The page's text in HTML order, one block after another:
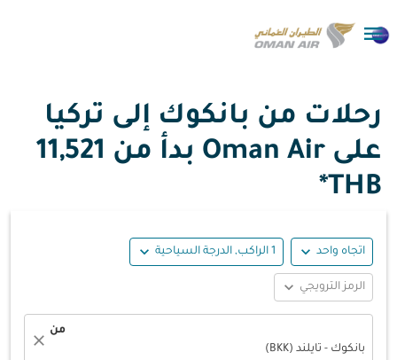

رحلات من بانكوك إلى تركيا
على Oman Air بدأ من
11,521
THB*
اتجاه واحد expand_more 1 الراكب, الدرجة السياحية expand_more
الرمز الترويجي expand_more
من
بانكوك - تايلند (BKK)
close